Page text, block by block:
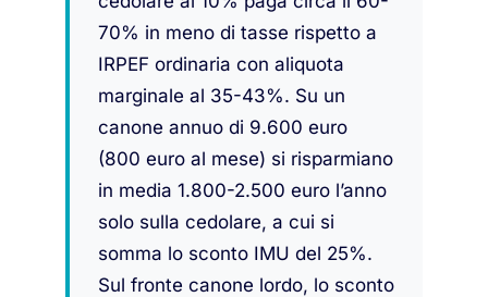
70% in meno di tasse rispetto a
IRPEF ordinaria con aliquota
marginale al 35-43%. Su un
canone annuo di 9.600 euro
(800 euro al mese) si risparmiano
in media 1.800-2.500 euro l’anno
solo sulla cedolare, a cui si
somma lo sconto IMU del 25%.
Sul fronte canone lordo, lo sconto